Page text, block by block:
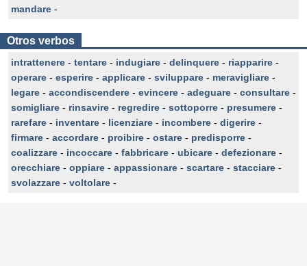
mandare -
Otros verbos
intrattenere - tentare - indugiare - delinquere - riapparire -
operare - esperire - applicare - sviluppare - meravigliare -
legare - accondiscendere - evincere - adeguare - consultare -
somigliare - rinsavire - regredire - sottoporre - presumere -
rarefare - inventare - licenziare - incombere - digerire -
firmare - accordare - proibire - ostare - predisporre -
coalizzare - incoccare - fabbricare - ubicare - defezionare -
orecchiare - oppiare - appassionare - scartare - stacciare -
svolazzare - voltolare -